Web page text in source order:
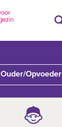
Ouder/Opvoeder